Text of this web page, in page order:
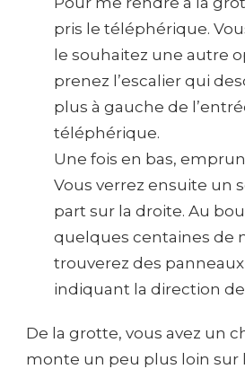
pris le téléphérique.
le souhaitez une autre
prenez l’escalier qui
plus à gauche de
téléphérique.
Une fois en bas,
Vous verrez ensuite un
part sur la droite. Au
quelques centaines de
trouverez des
indiquant la direction
De la grotte, vous avez un
monte un peu plus loin sur